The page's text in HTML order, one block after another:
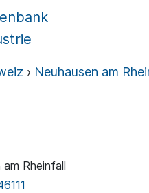
› Neuhausen am
am Rheinfall